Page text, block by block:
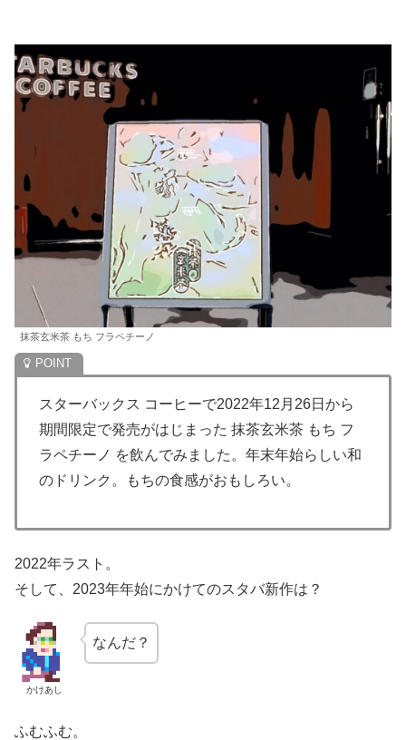
抹茶玄米茶 もち フラペチーノ
スターバックス コーヒーで2022年12月26日から
期間限定で発売がはじまった 抹茶玄米茶 もち フ
ラペチーノ を飲んでみました。年末年始らしい和
のドリンク。もちの食感がおもしろい。
2022年ラスト。
そして、2023年年始にかけてのスタバ新作は？
かけあし
なんだ？
ふむふむ。